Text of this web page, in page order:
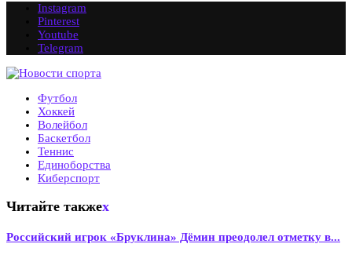
Instagram
Pinterest
Youtube
Telegram
Футбол
Хоккей
Волейбол
Баскетбол
Теннис
Единоборства
Киберспорт
Читайте такжеx
Российский игрок «Бруклина» Дёмин преодолел отметку в...